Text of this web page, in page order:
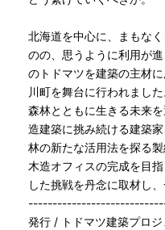
北海道を中心に、まもな
のの、思うように利用が
のトドマツを建築の主材
川町を舞台に行われました
森林とともに生きる未来
造建築に挑み続ける建築
林の新たな活用法を探る
木造オフィスの完成を目
した挑戦を丹念に取材し
発行 / トドマツ建築プロジ